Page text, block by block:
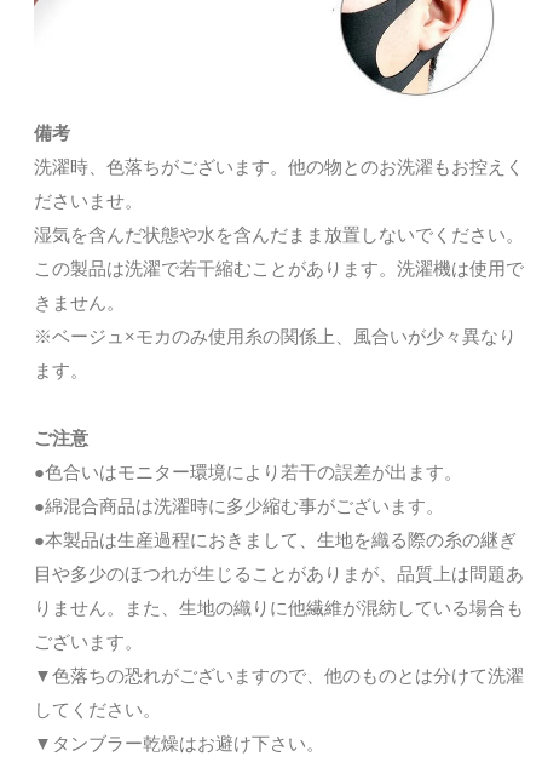
備考
洗濯時、色落ちがございます。他の物とのお洗濯もお控えく
ださいませ。
湿気を含んだ状態や水を含んだまま放置しないでください。
この製品は洗濯で若干縮むことがあります。洗濯機は使用で
きません。
※ベージュ×モカのみ使用糸の関係上、風合いが少々異なり
ます。
ご注意
●色合いはモニター環境により若干の誤差が出ます。
●綿混合商品は洗濯時に多少縮む事がございます。
●本製品は生産過程におきまして、生地を織る際の糸の継ぎ
目や多少のほつれが生じることがありまが、品質上は問題あ
りません。また、生地の織りに他繊維が混紡している場合も
ございます。
▼色落ちの恐れがございますので、他のものとは分けて洗濯
してください。
▼タンブラー乾燥はお避け下さい。